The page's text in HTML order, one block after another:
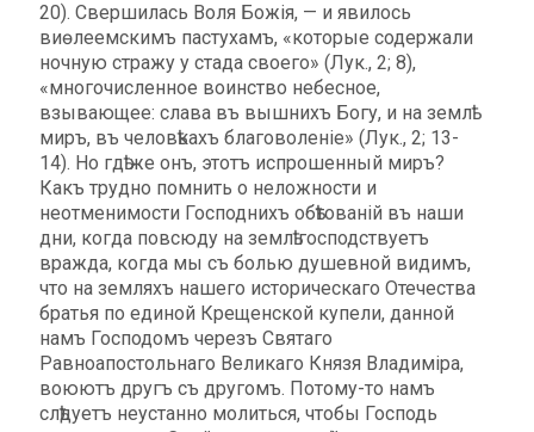
20). Свершилась Воля Божiя, — и явилось
виѳлеемскимъ пастухамъ, «которые содержали
ночную стражу у стада своего» (Лук., 2; 8),
«многочисленное воинство небесное,
взывающее: слава въ вышнихъ Богу, и на землѣ
миръ, въ человѣкахъ благоволеніе» (Лук., 2; 13-
14). Но гдѣ же онъ, этотъ испрошенный миръ?
Какъ трудно помнить о неложности и
неотменимости Господнихъ обѣтованій въ наши
дни, когда повсюду на землѣ господствуетъ
вражда, когда мы съ болью душевной видимъ,
что на земляхъ нашего историческаго Отечества
братья по единой Крещенской купели, данной
намъ Господомъ черезъ Святаго
Равноапостольнаго Великаго Князя Владиміра,
воюютъ другъ съ другомъ. Потому-то намъ
слѣдуетъ неустанно молиться, чтобы Господь